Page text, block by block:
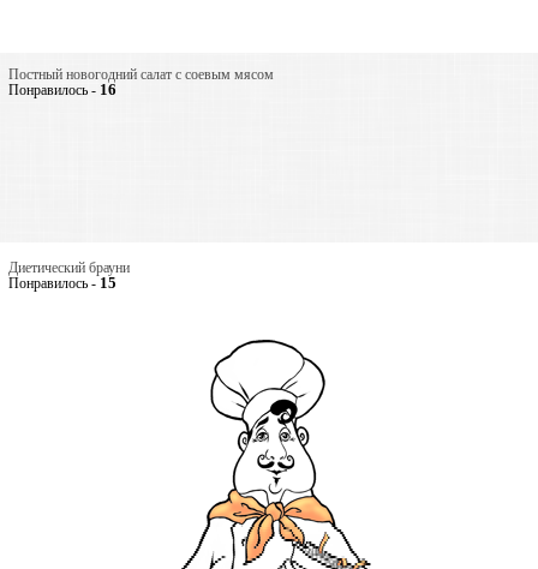
Постный новогодний салат с соевым мясом
Понравилось - 16
Диетический брауни
Понравилось - 15